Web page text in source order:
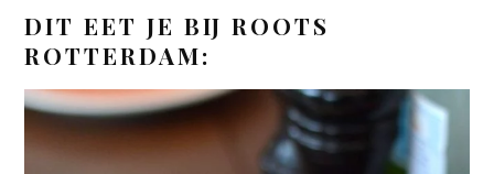
DIT EET JE BIJ ROOTS
ROTTERDAM: